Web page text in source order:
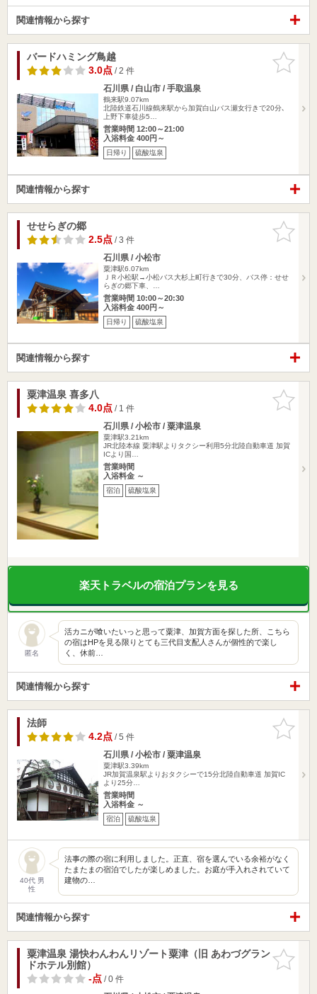
関連情報から探す
お気に入
りに追加
バードハミング鳥越
3.0点/ 2 件
石川県 / 白山市 / 手取温泉
鶴来駅9.07km
北陸鉄道石川線鶴来駅から加賀白山バス瀬女行きで20分､
上野下車徒歩5…
営業時間 12:00～21:00
入浴料金 400円～
日帰り 硫酸塩泉
関連情報から探す
お気に入
りに追加
せせらぎの郷
2.5点/ 3 件
石川県 / 小松市
粟津駅6.07km
ＪＲ小松駅→小松バス大杉上町行きで30分、バス停：せせ
らぎの郷下車、…
営業時間 10:00～20:30
入浴料金 400円～
日帰り 硫酸塩泉
関連情報から探す
お気に入
りに追加
粟津温泉 喜多八
4.0点/ 1 件
石川県 / 小松市 / 粟津温泉
粟津駅3.21km
JR北陸本線 粟津駅よりタクシー利用5分北陸自動車道 加賀
ICより国…
営業時間
入浴料金 ～
宿泊 硫酸塩泉
楽天トラベルの宿泊プランを見る
匿名
活カニが喰いたいっと思って粟津、加賀方面を探した所、こちら
の宿はHPを見る限りとても三代目支配人さんが個性的で楽し
く、休前…
関連情報から探す
お気に入
りに追加
法師
4.2点/ 5 件
石川県 / 小松市 / 粟津温泉
粟津駅3.39km
JR加賀温泉駅よりおタクシーで15分北陸自動車道 加賀IC
より25分…
営業時間
入浴料金 ～
宿泊 硫酸塩泉
40代 男
性
法事の際の宿に利用しました。正直、宿を選んでいる余裕がなく
たまたまの宿泊でしたが楽しめました。お庭が手入れされていて
建物の…
関連情報から探す
お気に入
りに追加
粟津温泉 湯快わんわんリゾート粟津（旧 あわづグラン
ドホテル別館）
-点/ 0 件